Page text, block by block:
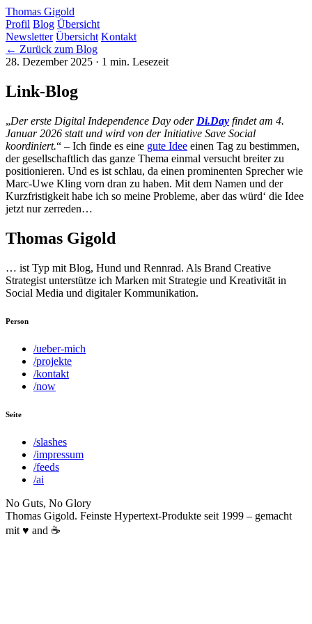
Thomas Gigold
Profil Blog Übersicht
Newsletter Übersicht Kontakt
← Zurück zum Blog
28. Dezember 2025 · 1 min. Lesezeit
Link-Blog
„Der erste Digital Independence Day oder Di.Day findet am 4.
Januar 2026 statt und wird von der Initiative Save Social
koordiniert.“ – Ich finde es eine gute Idee einen Tag zu bestimmen,
der gesellschaftlich das ganze Thema einmal versucht breiter zu
positionieren. Und es ist schlau, da einen prominenten Sprecher wie
Marc-Uwe Kling vorn dran zu haben. Mit dem Namen und der
Kurzfristigkeit habe ich so meine Probleme, aber das würd‘ die Idee
jetzt nur zerreden…
Thomas Gigold
… ist Typ mit Blog, Hund und Rennrad. Als Brand Creative
Strategist unterstütze ich Marken mit Strategie und Kreativität in
Social Media und digitaler Kommunikation.
Person
/ueber-mich
/projekte
/kontakt
/now
Seite
/slashes
/impressum
/feeds
/ai
No Guts, No Glory
Thomas Gigold. Feinste Hypertext-Produkte seit 1999 – gemacht
mit ♥ and ☕